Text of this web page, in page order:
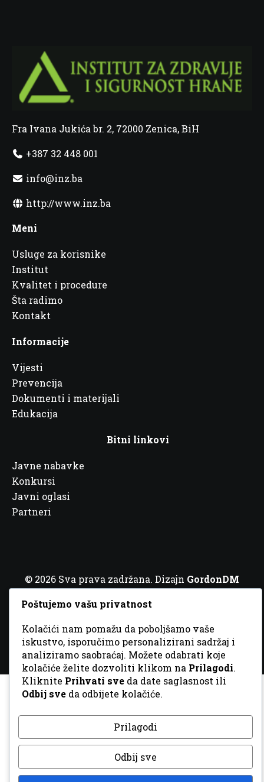
Fra Ivana Jukića br. 2, 72000 Zenica, BiH
+387 32 448 001
info@inz.ba
http://www.inz.ba
Meni
Usluge za korisnike
Institut
Kvalitet i procedure
Šta radimo
Kontakt
Informacije
Vijesti
Prevencija
Dokumenti i materijali
Edukacija
Bitni linkovi
Javne nabavke
Konkursi
Javni oglasi
Partneri
© 2026 Sva prava zadržana. Dizajn GordonDM
Poštujemo vašu privatnost
Kolačići nam pomažu da poboljšamo vaše
iskustvo, isporučimo personalizirani sadržaj i
analiziramo saobraćaj. Možete odabrati koje
kolačiće želite dozvoliti klikom na Prilagodi.
Kliknite Prihvati sve da date saglasnost ili
Odbij sve da odbijete kolačiće.
Prilagodi
Odbij sve